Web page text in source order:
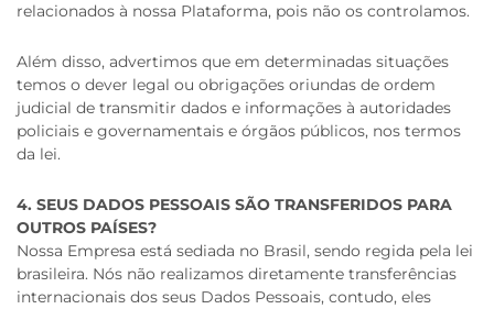
relacionados à nossa Plataforma, pois não os controlamos.
Além disso, advertimos que em determinadas situações
temos o dever legal ou obrigações oriundas de ordem
judicial de transmitir dados e informações à autoridades
policiais e governamentais e órgãos públicos, nos termos
da lei.
4. SEUS DADOS PESSOAIS SÃO TRANSFERIDOS PARA
OUTROS PAÍSES?
Nossa Empresa está sediada no Brasil, sendo regida pela lei
brasileira. Nós não realizamos diretamente transferências
internacionais dos seus Dados Pessoais, contudo, eles